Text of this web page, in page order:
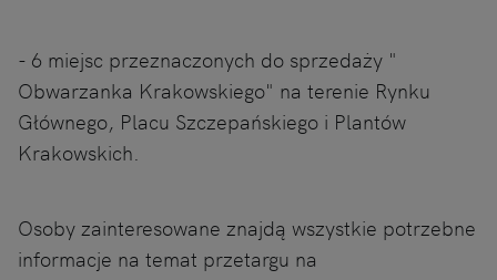
- 6 miejsc przeznaczonych do sprzedaży "
Obwarzanka Krakowskiego" na terenie Rynku
Głównego, Placu Szczepańskiego i Plantów
Krakowskich.
Osoby zainteresowane znajdą wszystkie potrzebne
informacje na temat przetargu na